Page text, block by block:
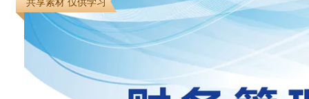
共享素材 仅供学习